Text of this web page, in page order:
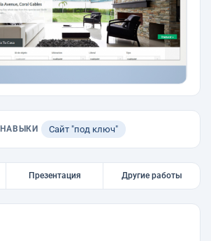
Сайт "под ключ"
Презентация Другие работы